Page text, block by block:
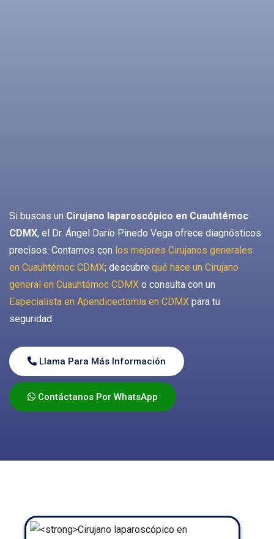
Si buscas un Cirujano laparoscópico en Cuauhtémoc
CDMX, el Dr. Ángel Darío Pinedo Vega ofrece diagnósticos
precisos. Contamos con los mejores Cirujanos generales
en Cuauhtémoc CDMX; descubre qué hace un Cirujano
general en Cuauhtémoc CDMX o consulta con un
Especialista en Apendicectomía en CDMX para tu
seguridad.
Llama Para Más Información
Contáctanos Por WhatsApp